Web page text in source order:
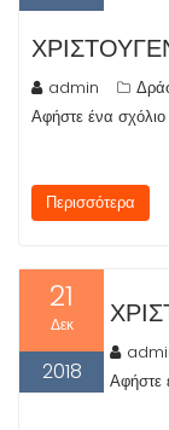
admin
Αφήστε ένα σχόλιο
Περισσότερα
21
Δεκ
2018
Αφήστε